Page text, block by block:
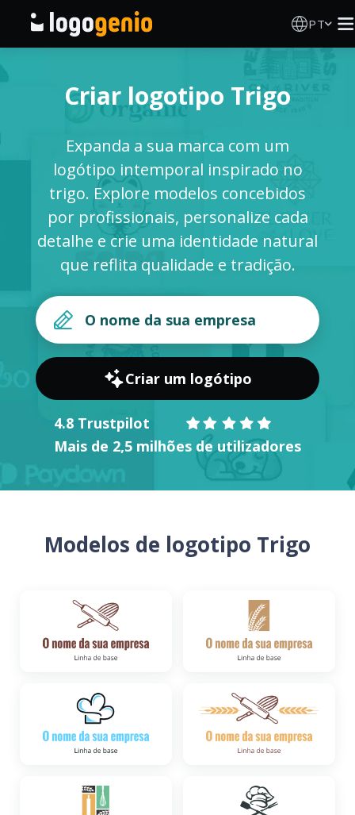
PT
Gerador de logótipos IA
Ideias de logótipos
Produtos impressos
Sobre
INICIAR SESSÃO
Criar logotipo Trigo
Expanda a sua marca com um
logótipo intemporal inspirado no
trigo. Explore modelos concebidos
por profissionais, personalize cada
detalhe e crie uma identidade natural
que reflita qualidade e tradição.
Criar um logótipo
4.8 Trustpilot
Mais de 2,5 milhões de utilizadores
Modelos de logotipo Trigo